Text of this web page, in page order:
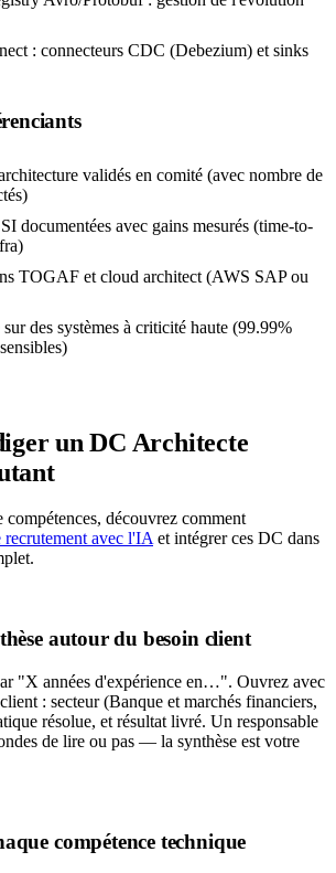
: connecteurs CDC (Debezium) et sinks
validés en comité (avec nombre de
documentées avec gains mesurés (time-to-
TOGAF et cloud architect (AWS SAP ou
des systèmes à criticité haute (99.99%
un DC Architecte
découvrez comment
recrutement avec l'IA et intégrer ces DC dans
autour du besoin client
"X années d'expérience en…". Ouvrez avec
: secteur (Banque et marchés financiers,
résolue, et résultat livré. Un responsable
de lire ou pas — la synthèse est votre
compétence technique